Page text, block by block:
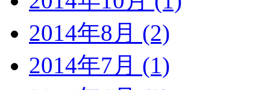
2014年8月 (2)
2014年7月 (1)